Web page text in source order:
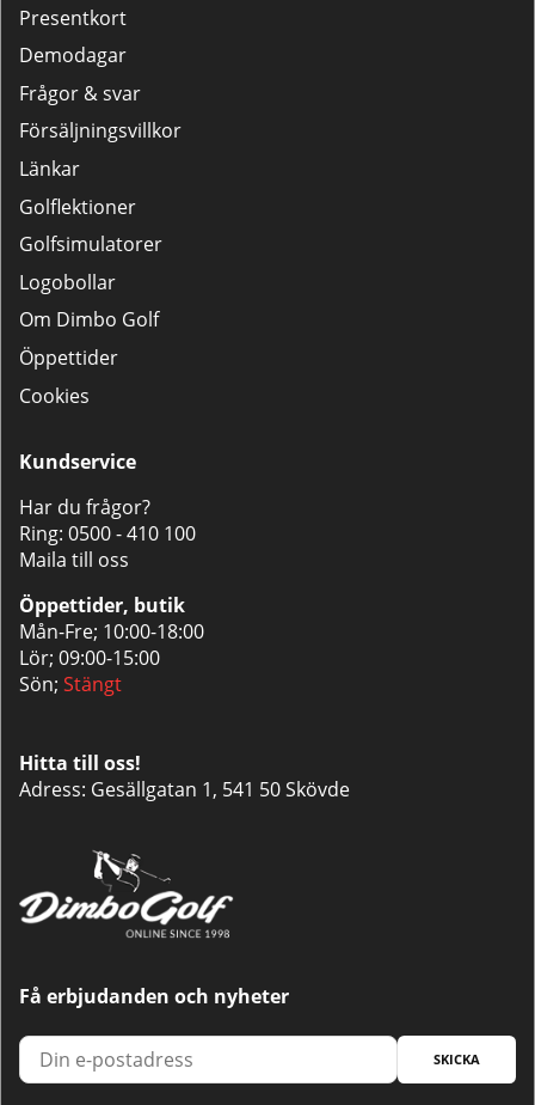
Presentkort
Demodagar
Frågor & svar
Försäljningsvillkor
Länkar
Golflektioner
Golfsimulatorer
Logobollar
Om Dimbo Golf
Öppettider
Cookies
Kundservice
Har du frågor?
Ring: 0500 - 410 100
Maila till oss
Öppettider, butik
Mån-Fre; 10:00-18:00
Lör; 09:00-15:00
Sön; Stängt
Hitta till oss!
Adress: Gesällgatan 1, 541 50 Skövde
Få erbjudanden och nyheter
SKICKA